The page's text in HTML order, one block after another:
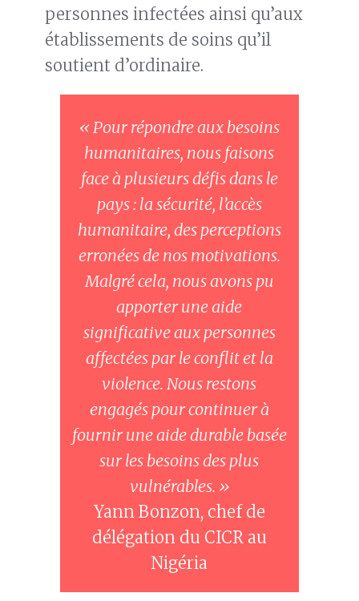
personnes infectées ainsi qu’aux
établissements de soins qu’il
soutient d’ordinaire.
« Pour répondre aux besoins
humanitaires, nous faisons
face à plusieurs défis dans le
pays : la sécurité, l’accès
humanitaire, des perceptions
erronées de nos motivations.
Malgré cela, nous avons pu
apporter une aide
significative aux personnes
affectées par le conflit et la
violence. Nous restons
engagés pour continuer à
fournir une aide durable basée
sur les besoins des plus
vulnérables. »
Yann Bonzon, chef de
délégation du CICR au
Nigéria